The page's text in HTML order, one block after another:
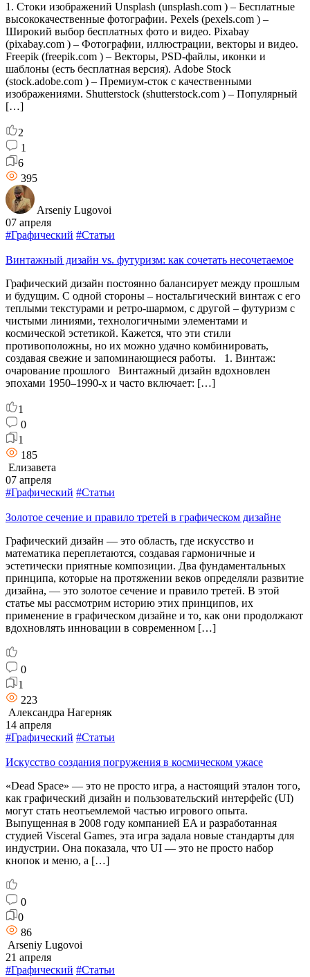
1. Стоки изображений Unsplash (unsplash.com ) – Бесплатные
высококачественные фотографии. Pexels (pexels.com ) –
Широкий выбор бесплатных фото и видео. Pixabay
(pixabay.com ) – Фотографии, иллюстрации, векторы и видео.
Freepik (freepik.com ) – Векторы, PSD-файлы, иконки и
шаблоны (есть бесплатная версия). Adobe Stock
(stock.adobe.com ) – Премиум-сток с качественными
изображениями. Shutterstock (shutterstock.com ) – Популярный
[…]
2
1
6
395
Arseniy Lugovoi
07 апреля
#Графический #Статьи
Винтажный дизайн vs. футуризм: как сочетать несочетаемое
Графический дизайн постоянно балансирует между прошлым
и будущим. С одной стороны – ностальгический винтаж с его
теплыми текстурами и ретро-шармом, с другой – футуризм с
чистыми линиями, технологичными элементами и
космической эстетикой. Кажется, что эти стили
противоположны, но их можно удачно комбинировать,
создавая свежие и запоминающиеся работы. 1. Винтаж:
очарование прошлого Винтажный дизайн вдохновлен
эпохами 1950–1990-х и часто включает: […]
1
0
1
185
Елизавета
07 апреля
#Графический #Статьи
Золотое сечение и правило третей в графическом дизайне
Графический дизайн — это область, где искусство и
математика переплетаются, создавая гармоничные и
эстетически приятные композиции. Два фундаментальных
принципа, которые на протяжении веков определяли развитие
дизайна, — это золотое сечение и правило третей. В этой
статье мы рассмотрим историю этих принципов, их
применение в графическом дизайне и то, как они продолжают
вдохновлять инновации в современном […]
0
1
223
Александра Нагерняк
14 апреля
#Графический #Статьи
Искусство создания погружения в космическом ужасе
«Dead Space» — это не просто игра, а настоящий эталон того,
как графический дизайн и пользовательский интерфейс (UI)
могут стать неотъемлемой частью игрового опыта.
Выпущенная в 2008 году компанией EA и разработанная
студией Visceral Games, эта игра задала новые стандарты для
индустрии. Она показала, что UI — это не просто набор
кнопок и меню, а […]
0
0
86
Arseniy Lugovoi
21 апреля
#Графический #Статьи